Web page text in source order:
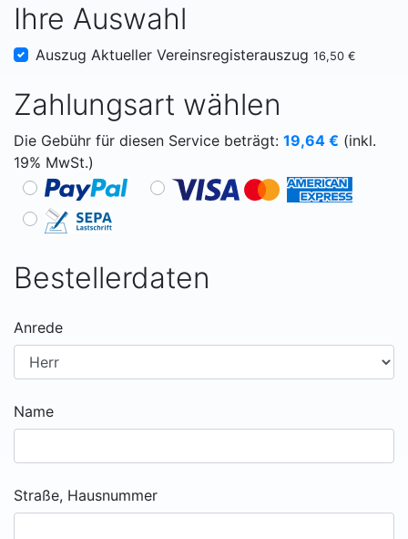
Ihre Auswahl
Auszug Aktueller Vereinsregisterauszug 16,50 €
Zahlungsart wählen
Die Gebühr für diesen Service beträgt: 19,64 € (inkl.
19% MwSt.)
Bestellerdaten
Anrede
Name
Straße, Hausnummer